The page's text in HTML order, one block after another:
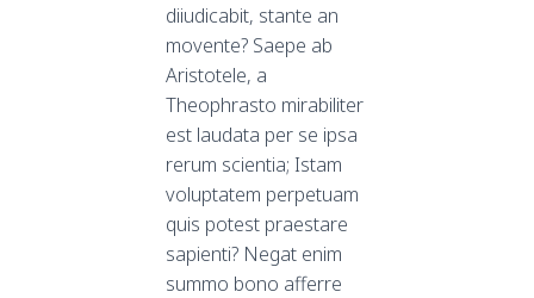
diiudicabit, stante an
movente? Saepe ab
Aristotele, a
Theophrasto mirabiliter
est laudata per se ipsa
rerum scientia; Istam
voluptatem perpetuam
quis potest praestare
sapienti? Negat enim
summo bono afferre